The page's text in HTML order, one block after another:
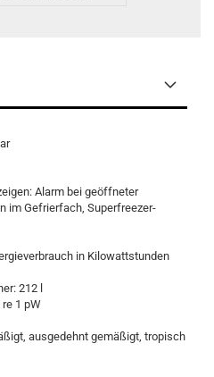
Alarm bei geöffneter
im Gefrierfach, Superfreezer-
in Kilowattstunden
212 l
1 pW
ausgedehnt gemäßigt, tropisch